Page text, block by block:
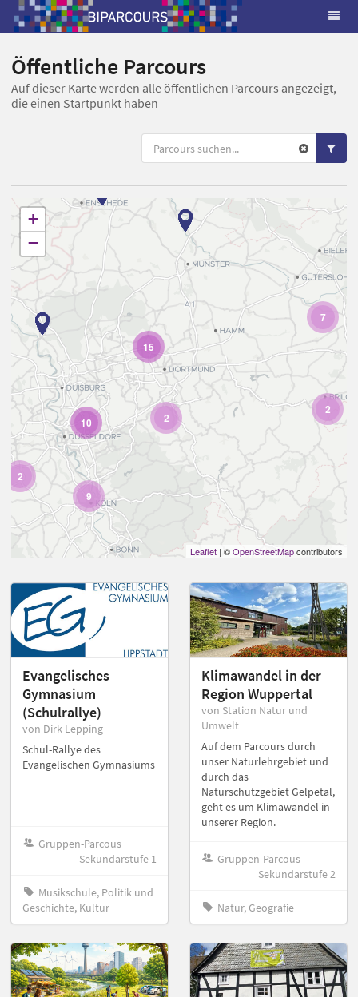
Öffentliche Parcours
Auf dieser Karte werden alle öffentlichen Parcours angezeigt,
die einen Startpunkt haben
2
10
9
2
15
2
7
+
−
Leaflet | ©OpenStreetMapcontributors
Evangelisches
Gymnasium
(Schulrallye)
von Dirk Lepping
Schul-Rallye des
Evangelischen Gymnasiums
Gruppen-Parcous
Sekundarstufe 1
Musikschule, Politik und
Geschichte, Kultur
Klimawandel in der
Region Wuppertal
von Station Natur und
Umwelt
Auf dem Parcours durch
unser Naturlehrgebiet und
durch das
Naturschutzgebiet Gelpetal,
geht es um Klimawandel in
unserer Region.
Gruppen-Parcous
Sekundarstufe 2
Natur, Geografie